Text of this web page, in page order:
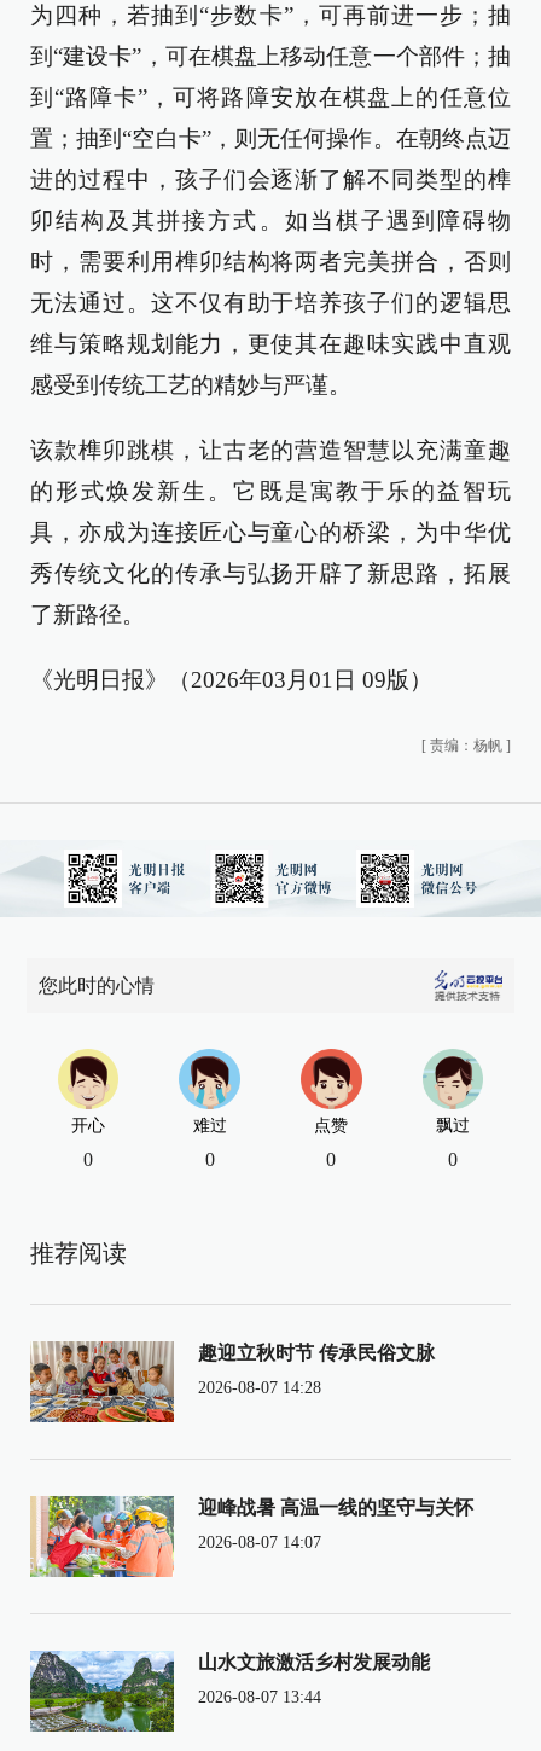
为四种，若抽到“步数卡”，可再前进一步；抽
到“建设卡”，可在棋盘上移动任意一个部件；抽
到“路障卡”，可将路障安放在棋盘上的任意位
置；抽到“空白卡”，则无任何操作。在朝终点迈
进的过程中，孩子们会逐渐了解不同类型的榫
卯结构及其拼接方式。如当棋子遇到障碍物
时，需要利用榫卯结构将两者完美拼合，否则
无法通过。这不仅有助于培养孩子们的逻辑思
维与策略规划能力，更使其在趣味实践中直观
感受到传统工艺的精妙与严谨。
该款榫卯跳棋，让古老的营造智慧以充满童趣
的形式焕发新生。它既是寓教于乐的益智玩
具，亦成为连接匠心与童心的桥梁，为中华优
秀传统文化的传承与弘扬开辟了新思路，拓展
了新路径。
《光明日报》（2026年03月01日 09版）
[ 责编：杨帆 ]
您此时的心情
开心
0
难过
0
点赞
0
飘过
0
推荐阅读
趣迎立秋时节 传承民俗文脉
2026-08-07 14:28
迎峰战暑 高温一线的坚守与关怀
2026-08-07 14:07
山水文旅激活乡村发展动能
2026-08-07 13:44